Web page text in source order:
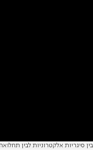
סיגריות אלקטרוניות לבין